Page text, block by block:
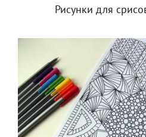
Рисунки для